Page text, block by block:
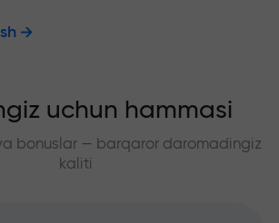
uchun hammasi
bonuslar — barqaror daromadingiz
kaliti